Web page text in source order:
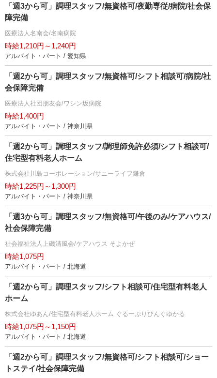
「週3から可」調理スタッフ/無資格可/夜勤専従/病院/社会保
障完備
医療法人名南会/名南病院
時給1,210円～1,240円
アルバイト・パート / 愛知県
「週2から可」調理スタッフ/無資格可/シフト相談可/病院/社
会保障完備
医療法人社団朋友会/ワシン坂病院
時給1,400円
アルバイト・パート / 神奈川県
「週2から可」調理スタッフ/調理師免許必須/シフト相談可/
住宅型有料老人ホーム
株式会社川島コーポレーション/サニーライフ鎌倉
時給1,225円～1,300円
アルバイト・パート / 神奈川県
「週3から可」調理スタッフ/無資格可/午後のみ/ケアハウス/
社会保障完備
社会福祉法人上磯清風会/ケアハウス そよかぜ
時給1,075円
アルバイト・パート / 北海道
「週2から可」調理スタッフ/シフト相談可/住宅型有料老人
ホーム
株式会社ゆあん/住宅型有料老人ホーム ぐるーぷりびんぐゆかる
時給1,075円～1,150円
アルバイト・パート / 北海道
「週2から可」調理スタッフ/無資格可/シフト相談可/ショー
トステイ/社会保障完備